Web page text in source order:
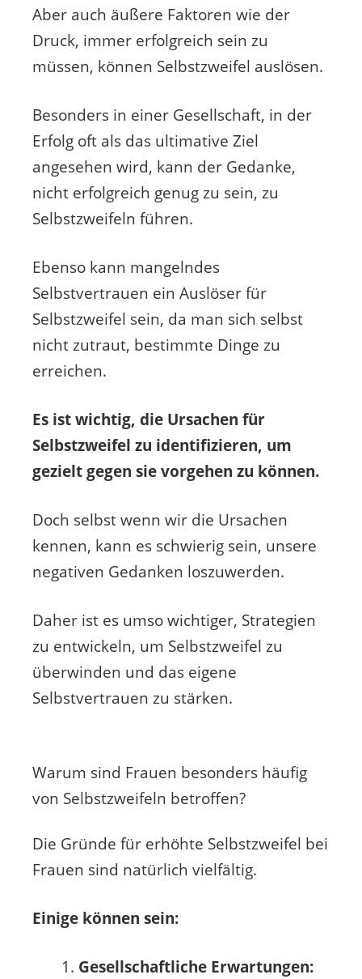
Aber auch äußere Faktoren wie der
Druck, immer erfolgreich sein zu
müssen, können Selbstzweifel auslösen.
Besonders in einer Gesellschaft, in der
Erfolg oft als das ultimative Ziel
angesehen wird, kann der Gedanke,
nicht erfolgreich genug zu sein, zu
Selbstzweifeln führen.
Ebenso kann mangelndes
Selbstvertrauen ein Auslöser für
Selbstzweifel sein, da man sich selbst
nicht zutraut, bestimmte Dinge zu
erreichen.
Es ist wichtig, die Ursachen für
Selbstzweifel zu identifizieren, um
gezielt gegen sie vorgehen zu können.
Doch selbst wenn wir die Ursachen
kennen, kann es schwierig sein, unsere
negativen Gedanken loszuwerden.
Daher ist es umso wichtiger, Strategien
zu entwickeln, um Selbstzweifel zu
überwinden und das eigene
Selbstvertrauen zu stärken.
Warum sind Frauen besonders häufig
von Selbstzweifeln betroffen?
Die Gründe für erhöhte Selbstzweifel bei
Frauen sind natürlich vielfältig.
Einige können sein:
Gesellschaftliche Erwartungen: